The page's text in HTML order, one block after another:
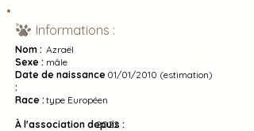
Informations :
Nom : Azraël
Sexe : mâle
Date de naissance
:
01/01/2010 (estimation)
Race : type Européen
À l'association depuis :
2022